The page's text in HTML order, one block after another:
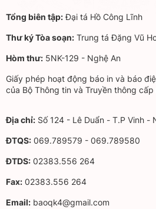
Tổng biên tập:Đại tá Hồ Công Lĩnh
Thư ký Tòa soạn: Trung tá Đặng Vũ
Hòm thư: 5NK-129 - Nghệ An
Giấy phép hoạt động báo in và báo
của Bộ Thông tin và Truyền thông
Địa chỉ: Số 124 - Lê Duẩn - T.P Vinh -
ĐTQS: 069.789579 - 069.789580
ĐTDS: 02383.556 264
Fax: 02383.556 264
Email: baoqk4@gmail.com